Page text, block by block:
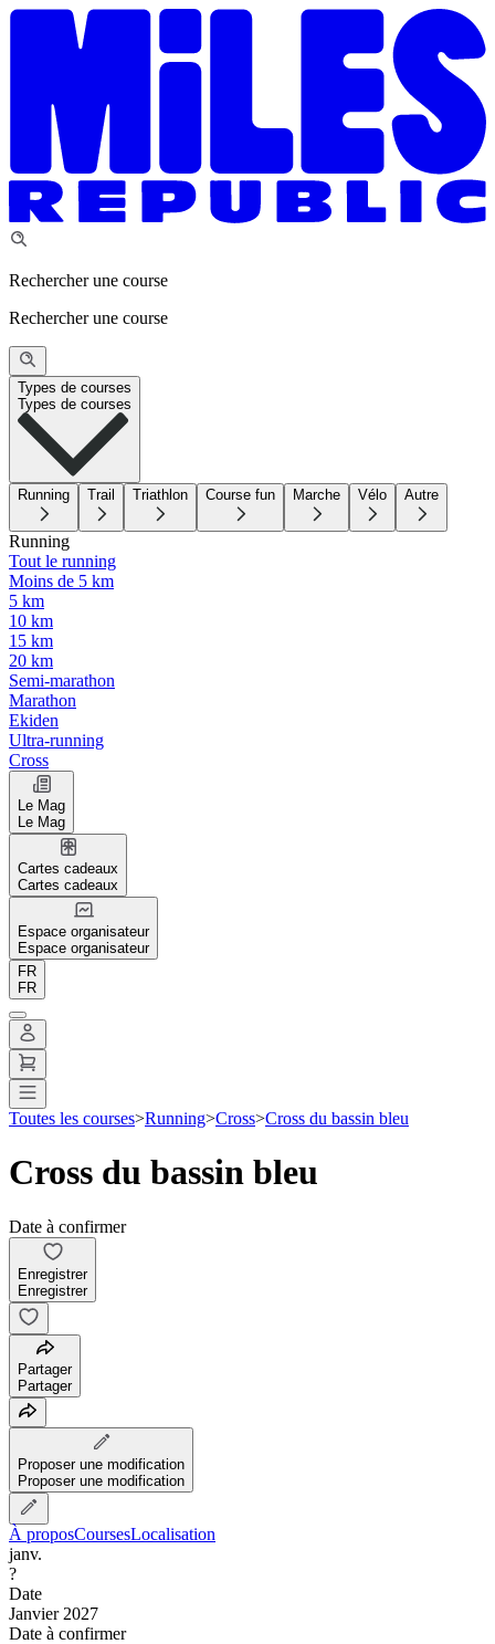
Rechercher une course
Rechercher une course
Types de courses
Types de courses
Running Trail Triathlon Course fun Marche Vélo Autre
Running
Tout le running
Moins de 5 km
5 km
10 km
15 km
20 km
Semi-marathon
Marathon
Ekiden
Ultra-running
Cross
Le Mag
Le Mag
Cartes cadeaux
Cartes cadeaux
Espace organisateur
Espace organisateur
FR
FR
Toutes les courses>Running>Cross>Cross du bassin bleu
Cross du bassin bleu
Date à confirmer
Enregistrer
Enregistrer
Partager
Partager
Proposer une modification
Proposer une modification
À proposCoursesLocalisation
janv.
?
Date
Janvier 2027
Date à confirmer